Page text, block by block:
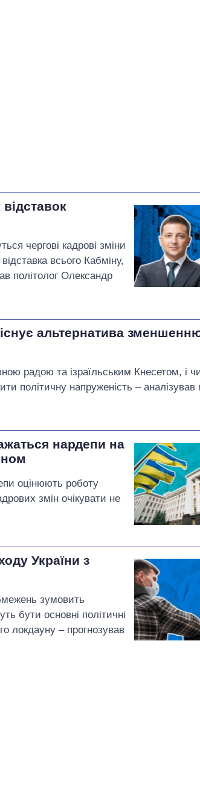
відставок
чергові кадрові зміни
всього Кабміну,
політолог Олександр
альтернатива
радою та ізраїльським Кнесетом, і
політичну напруженість ‒ аналізував
нардепи на
оцінюють роботу
змін очікувати не
України з
зумовить
бути основні політичні
локдауну – прогнозував